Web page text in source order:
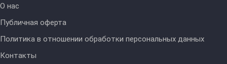
О нас
Публичная оферта
Политика в отношении обработки персональных данных
Контакты